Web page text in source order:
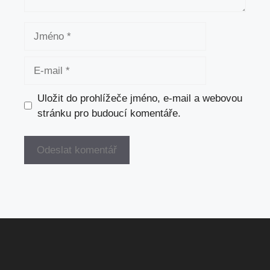
Uložit do prohlížeče jméno, e-mail a webovou
stránku pro budoucí komentáře.